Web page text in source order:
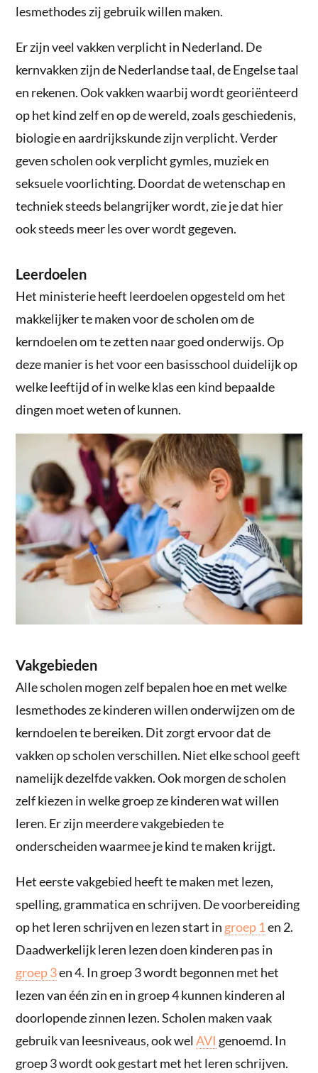
lesmethodes zij gebruik willen maken.
Er zijn veel vakken verplicht in Nederland. De
kernvakken zijn de Nederlandse taal, de Engelse taal
en rekenen. Ook vakken waarbij wordt georiënteerd
op het kind zelf en op de wereld, zoals geschiedenis,
biologie en aardrijkskunde zijn verplicht. Verder
geven scholen ook verplicht gymles, muziek en
seksuele voorlichting. Doordat de wetenschap en
techniek steeds belangrijker wordt, zie je dat hier
ook steeds meer les over wordt gegeven.
Leerdoelen
Het ministerie heeft leerdoelen opgesteld om het
makkelijker te maken voor de scholen om de
kerndoelen om te zetten naar goed onderwijs. Op
deze manier is het voor een basisschool duidelijk op
welke leeftijd of in welke klas een kind bepaalde
dingen moet weten of kunnen.
Vakgebieden
Alle scholen mogen zelf bepalen hoe en met welke
lesmethodes ze kinderen willen onderwijzen om de
kerndoelen te bereiken. Dit zorgt ervoor dat de
vakken op scholen verschillen. Niet elke school geeft
namelijk dezelfde vakken. Ook morgen de scholen
zelf kiezen in welke groep ze kinderen wat willen
leren. Er zijn meerdere vakgebieden te
onderscheiden waarmee je kind te maken krijgt.
Het eerste vakgebied heeft te maken met lezen,
spelling, grammatica en schrijven. De voorbereiding
op het leren schrijven en lezen start in groep 1en 2.
Daadwerkelijk leren lezen doen kinderen pas in
groep 3en 4. In groep 3 wordt begonnen met het
lezen van één zin en in groep 4 kunnen kinderen al
doorlopende zinnen lezen. Scholen maken vaak
gebruik van leesniveaus, ook welAVI genoemd. In
groep 3 wordt ook gestart met het leren schrijven.